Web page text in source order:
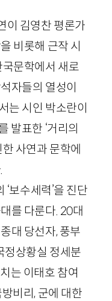
이 김영찬 평론가
비롯해 근작 시
문학에서 새로
자들의 열성이
는 시인 박소란이
발표한 ‘거리의
사연과 문학에
‘보수세력’을 진단
를 다룬다. 20대
대 당선자, 풍부
정상황실 정세분
는 이태호 참여
비리, 군에 대한